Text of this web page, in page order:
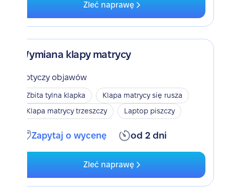
Zleć naprawę
Wymiana klapy matrycy
Dotyczy objawów
Zbita tylna klapka
Klapa matrycy się rusza
Klapa matrycy trzeszczy
Laptop piszczy
Zapytaj o wycenę od 2 dni
Zleć naprawę